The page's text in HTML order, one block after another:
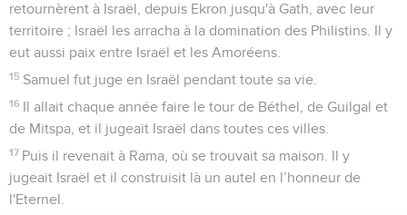
retournèrent à Israël, depuis Ekron jusqu'à Gath, avec leur
territoire ; Israël les arracha à la domination des Philistins. Il y
eut aussi paix entre Israël et les Amoréens.
15 Samuel fut juge en Israël pendant toute sa vie.
16 Il allait chaque année faire le tour de Béthel, de Guilgal et
de Mitspa, et il jugeait Israël dans toutes ces villes.
17 Puis il revenait à Rama, où se trouvait sa maison. Il y
jugeait Israël et il construisit là un autel en l’honneur de
l'Eternel.